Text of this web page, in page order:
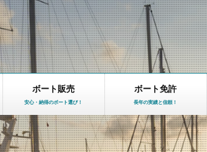
ボート販売
安心・納得のボート選び！
ボート免許
長年の実績と信頼！